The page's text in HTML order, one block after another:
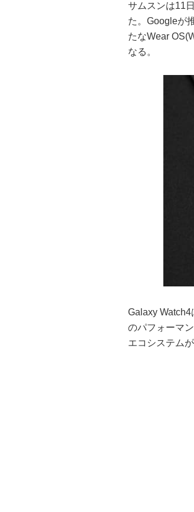
サムスンは11
た。Googleが
たなWear
なる。
Galaxy
のパフォーマ
エコシステム